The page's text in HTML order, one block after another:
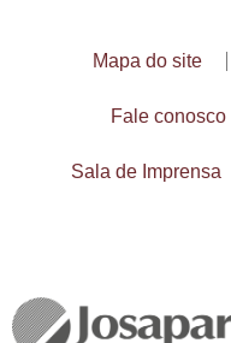
Mapa do site
Fale conosco
Sala de Imprensa